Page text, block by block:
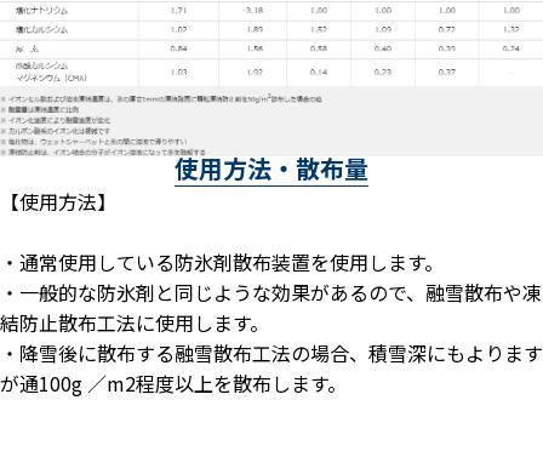
使用方法・散布量
【使用方法】
・通常使用している防氷剤散布装置を使用します。
・一般的な防氷剤と同じような効果があるので、融雪散布や凍
結防止散布工法に使用します。
・降雪後に散布する融雪散布工法の場合、積雪深にもよります
が通100g ／m2程度以上を散布します。